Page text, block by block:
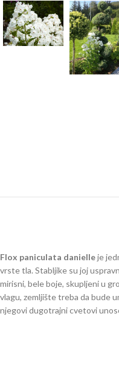
Flox paniculata danielleje
vrste tla. Stabljike su joj
mirisni, bele boje, skupljeni u
vlagu, zemljište treba da bude
njegovi dugotrajni cvetovi